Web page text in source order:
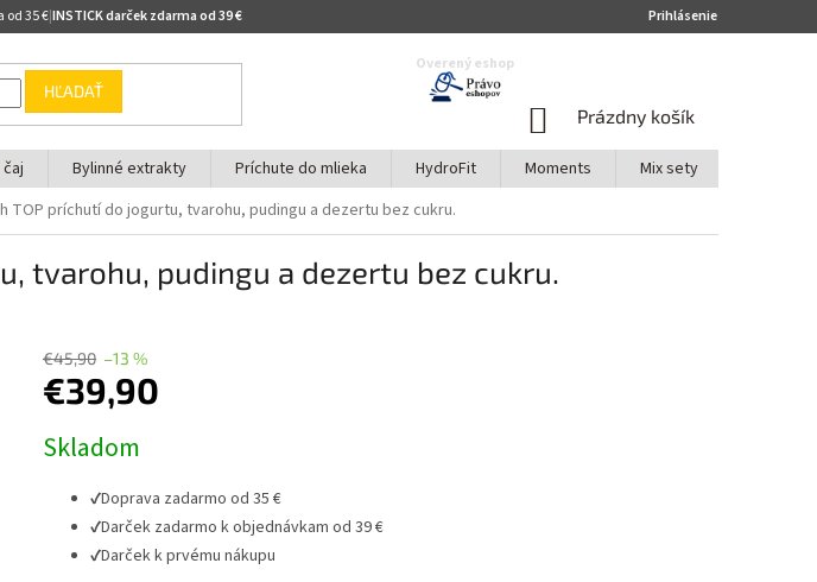
35 €|INSTICK darček zdarma od 39 € Prihlásenie
HĽADAŤ
Overený eshop
NÁKUPNÝ
Prázdny košík
Bylinné extrakty Príchute do mlieka HydroFit Moments Mix sety
TOP príchutí do jogurtu, tvarohu, pudingu a dezertu bez cukru.
tvarohu, pudingu a dezertu bez cukru.
€45,90 –13 %
€39,90
cena:
Skladom
✔Doprava zadarmo od 35 €
✔Darček zadarmo k objednávkam od 39 €
✔Darček k prvému nákupu